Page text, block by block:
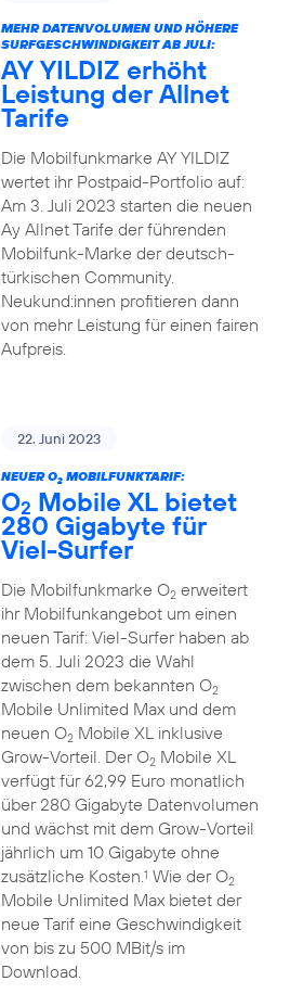
MEHR DATENVOLUMEN UND HÖHERE
SURFGESCHWINDIGKEIT AB JULI:
AY YILDIZ erhöht
Leistung der Allnet
Tarife
Die Mobilfunkmarke AY YILDIZ
wertet ihr Postpaid-Portfolio auf:
Am 3. Juli 2023 starten die neuen
Ay Allnet Tarife der führenden
Mobilfunk-Marke der deutsch-
türkischen Community.
Neukund:innen profitieren dann
von mehr Leistung für einen fairen
Aufpreis.
22. Juni 2023
NEUER O2MOBILFUNKTARIF:
O2 Mobile XL bietet
280 Gigabyte für
Viel-Surfer
Die Mobilfunkmarke O2erweitert
ihr Mobilfunkangebot um einen
neuen Tarif: Viel-Surfer haben ab
dem 5. Juli 2023 die Wahl
zwischen dem bekannten O2
Mobile Unlimited Max und dem
neuen O2Mobile XL inklusive
Grow-Vorteil. Der O2Mobile XL
verfügt für 62,99 Euro monatlich
über 280 Gigabyte Datenvolumen
und wächst mit dem Grow-Vorteil
jährlich um 10 Gigabyte ohne
zusätzliche Kosten.1 Wie der O2
Mobile Unlimited Max bietet der
neue Tarif eine Geschwindigkeit
von bis zu 500 MBit/s im
Download.